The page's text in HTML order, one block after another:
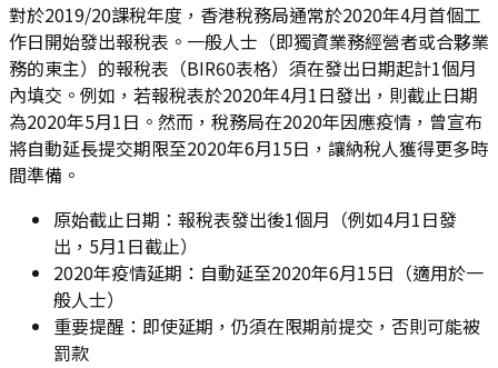
對於2019/20課稅年度，香港稅務局通常於2020年4月首個工
作日開始發出報稅表。一般人士（即獨資業務經營者或合夥業
務的東主）的報稅表（BIR60表格）須在發出日期起計1個月
內填交。例如，若報稅表於2020年4月1日發出，則截止日期
為2020年5月1日。然而，稅務局在2020年因應疫情，曾宣布
將自動延長提交期限至2020年6月15日，讓納稅人獲得更多時
間準備。
原始截止日期：報稅表發出後1個月（例如4月1日發
出，5月1日截止）
2020年疫情延期：自動延至2020年6月15日（適用於一
般人士）
重要提醒：即使延期，仍須在限期前提交，否則可能被
罰款